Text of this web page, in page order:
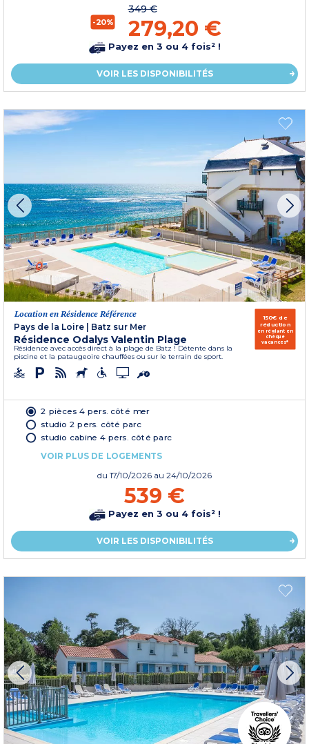
-20%
349 €
279,20 €
Payez en 3 ou 4 fois² !
VOIR LES DISPONIBILITÉS
Location en Résidence Référence
Pays de la Loire | Batz sur Mer
Résidence Odalys Valentin Plage
Résidence avec accès direct à la plage de Batz ! Détente dans la
piscine et la pataugeoire chauffées ou sur le terrain de sport.
150€ de
réduction
en réglant en
chèque
vacances*
2 pièces 4 pers. côté mer
studio 2 pers. côté parc
studio cabine 4 pers. côté parc
VOIR PLUS DE LOGEMENTS
du 17/10/2026 au 24/10/2026
539 €
Payez en 3 ou 4 fois² !
VOIR LES DISPONIBILITÉS